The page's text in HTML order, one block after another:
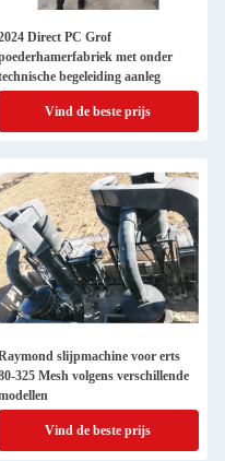
Direct PC Grof
met onder
begeleiding aanleg
Vind de beste prijs
slijpmachine voor erts
325 Mesh volgens verschillende
Vind de beste prijs